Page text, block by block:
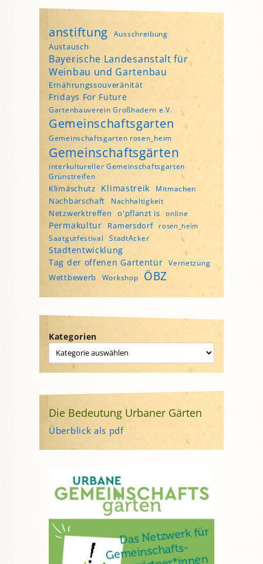
anstiftung Ausschreibung
Austausch
Bayerische Landesanstalt für
Weinbau und Gartenbau
Ernährungssouveränität
Fridays For Future
Gartenbauverein Großhadern e.V.
Gemeinschaftsgarten
Gemeinschaftsgarten rosen_heim
Gemeinschaftsgärten
interkultureller Gemeinschaftsgarten
Grünstreifen
Klimaschutz Klimastreik Mitmachen
Nachbarschaft Nachhaltigkeit
Netzwerktreffen o'pflanzt is online
Permakultur Ramersdorf rosen_heim
Saatgutfestival StadtAcker
Stadtentwicklung
Tag der offenen Gartentür
Vernetzung
Wettbewerb Workshop ÖBZ
Kategorien
Die Bedeutung Urbaner Gärten
Überblick als pdf